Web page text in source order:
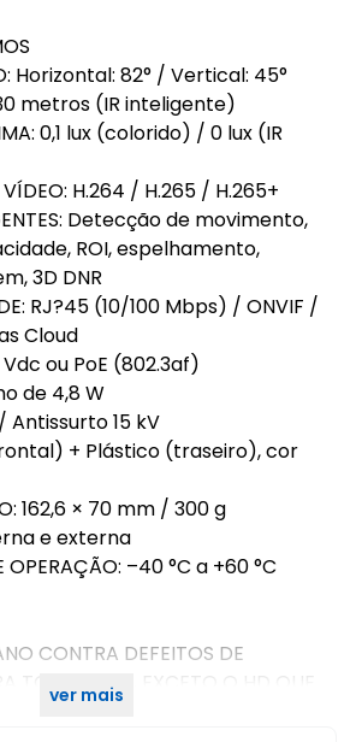
Horizontal: 82° / Vertical: 45°
metros (IR inteligente)
0,1 lux (colorido) / 0 lux (IR
VÍDEO: H.264 / H.265 / H.265+
Detecção de movimento,
ROI, espelhamento,
3D DNR
RJ?45 (10/100 Mbps) / ONVIF /
Cloud
Vdc ou PoE (802.3af)
de 4,8 W
Antissurto 15 kV
+ Plástico (traseiro), cor
162,6 × 70 mm / 300 g
e externa
OPERAÇÃO: –40 °C a +60 °C
CONTRA DEFEITOS DE
TODO O KIT, EXCETO O HD QUE
ver mais